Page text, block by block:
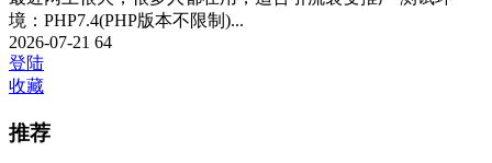
境：PHP7.4(PHP版本不限制)...
2026-07-21 64
登陆
收藏
推荐